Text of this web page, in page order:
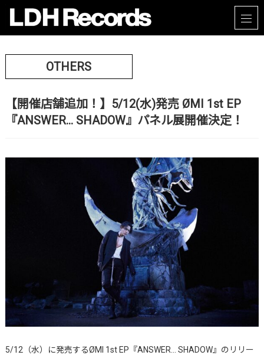
OTHERS
【開催店舗追加！】5/12(水)発売 ØMI 1st EP
『ANSWER… SHADOW』パネル展開催決定！
5/12（水）に発売するØMI 1st EP『ANSWER… SHADOW』のリリー